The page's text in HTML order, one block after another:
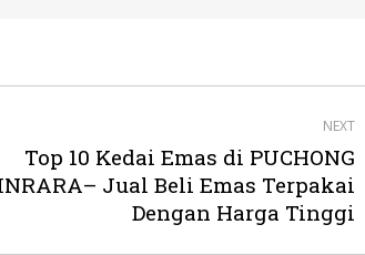
NEXT
Top 10 Kedai Emas di PUCHONG
Jual Beli Emas Terpakai
Dengan Harga Tinggi